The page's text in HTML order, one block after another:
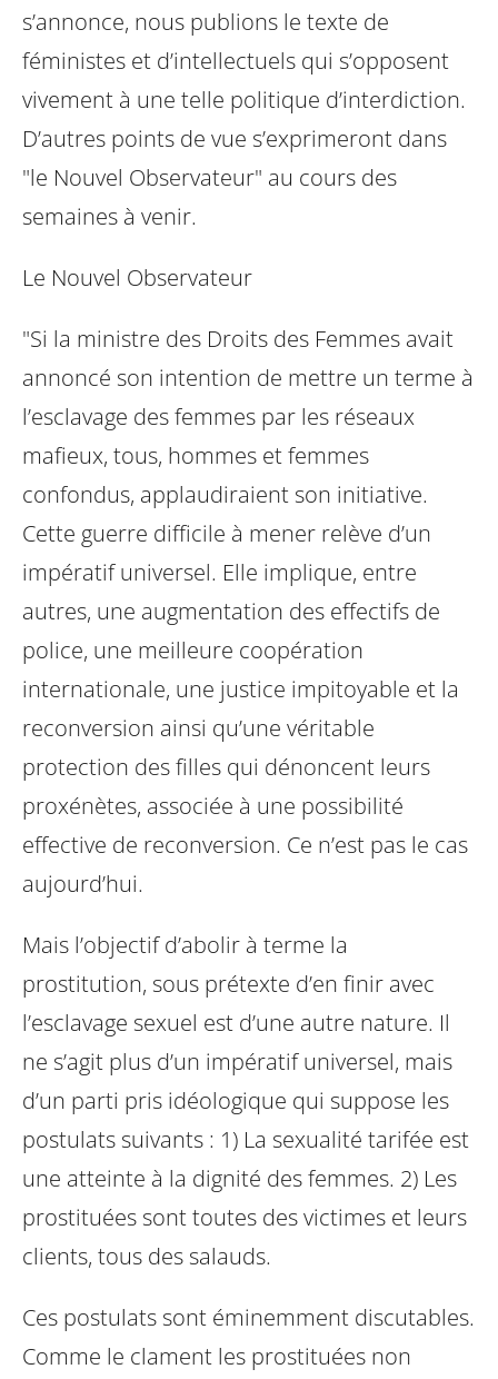
s’annonce, nous publions le texte de
féministes et d’intellectuels qui s’opposent
vivement à une telle politique d’interdiction.
D’autres points de vue s’exprimeront dans
"le Nouvel Observateur" au cours des
semaines à venir.
Le Nouvel Observateur
"Si la ministre des Droits des Femmes avait
annoncé son intention de mettre un terme à
l’esclavage des femmes par les réseaux
mafieux, tous, hommes et femmes
confondus, applaudiraient son initiative.
Cette guerre difficile à mener relève d’un
impératif universel. Elle implique, entre
autres, une augmentation des effectifs de
police, une meilleure coopération
internationale, une justice impitoyable et la
reconversion ainsi qu’une véritable
protection des filles qui dénoncent leurs
proxénètes, associée à une possibilité
effective de reconversion. Ce n’est pas le cas
aujourd’hui.
Mais l’objectif d’abolir à terme la
prostitution, sous prétexte d’en finir avec
l’esclavage sexuel est d’une autre nature. Il
ne s’agit plus d’un impératif universel, mais
d’un parti pris idéologique qui suppose les
postulats suivants : 1) La sexualité tarifée est
une atteinte à la dignité des femmes. 2) Les
prostituées sont toutes des victimes et leurs
clients, tous des salauds.
Ces postulats sont éminemment discutables.
Comme le clament les prostituées non